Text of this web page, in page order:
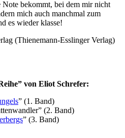
bekommt, bei dem mir nicht
mich auch manchmal zum
es wieder klasse!
(Thienemann-Esslinger Verlag)
von Eliot Schrefer:
” (1. Band)
(2. Band)
” (3. Band)